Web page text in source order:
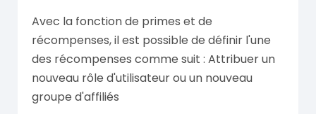
Avec la fonction de primes et de
récompenses, il est possible de définir l'une
des récompenses comme suit : Attribuer un
nouveau rôle d'utilisateur ou un nouveau
groupe d'affiliés